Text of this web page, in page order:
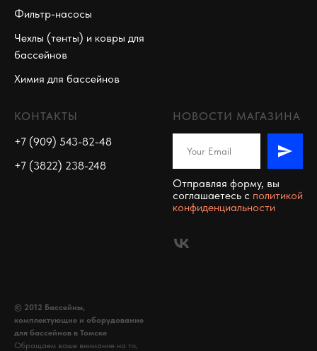
Фильтр-насосы
Чехлы (тенты) и ковры для
бассейнов
Химия для бассейнов
КОНТАКТЫ
+7 (909) 543-82-48
+7 (3822) 238-248
НОВОСТИ МАГАЗИНА
Отправляя форму, вы
соглашаетесь c политикой
конфиденциальности
© 2012 Бассейны,
комплектующие и оборудование
для бассейнов в Томске
Обращаем ваше внимание на то,